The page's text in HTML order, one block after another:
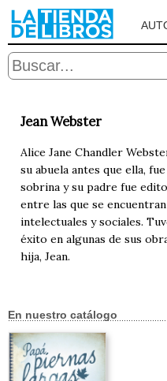
Jean Webster
Alice Jane Chandler
su abuela antes que ella,
sobrina y su padre fue
entre las que se
intelectuales y sociales.
éxito en algunas de sus
hija, Jean.
En nuestro catálogo